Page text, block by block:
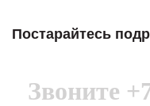
Постарайтесь
Звоните